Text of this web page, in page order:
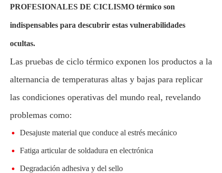
PROFESIONALES DE CICLISMO térmico son
indispensables para descubrir estas vulnerabilidades
ocultas.
Las pruebas de ciclo térmico exponen los productos a la
alternancia de temperaturas altas y bajas para replicar
las condiciones operativas del mundo real, revelando
problemas como:
Desajuste material que conduce al estrés mecánico
Fatiga articular de soldadura en electrónica
Degradación adhesiva y del sello